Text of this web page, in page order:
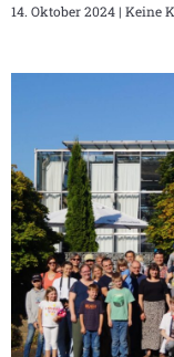
14. Oktober 2024 Keine